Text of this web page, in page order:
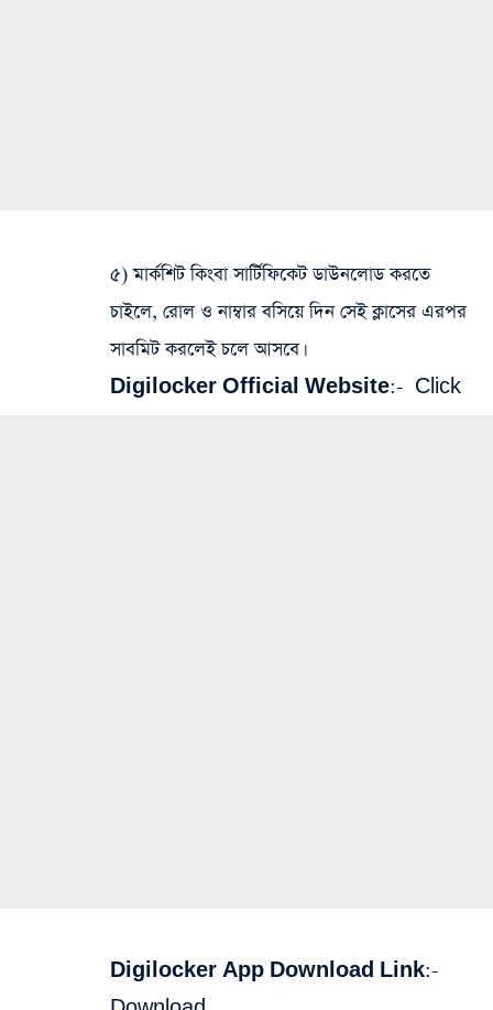
৫) মার্কশিট কিংবা সার্টিফিকেট ডাউনলোড করতে
চাইলে, রোল ও নাম্বার বসিয়ে দিন সেই ক্লাসের এরপর
সাবমিট করলেই চলে আসবে।
Digilocker Official Website:- Click
Digilocker App Download Link:-